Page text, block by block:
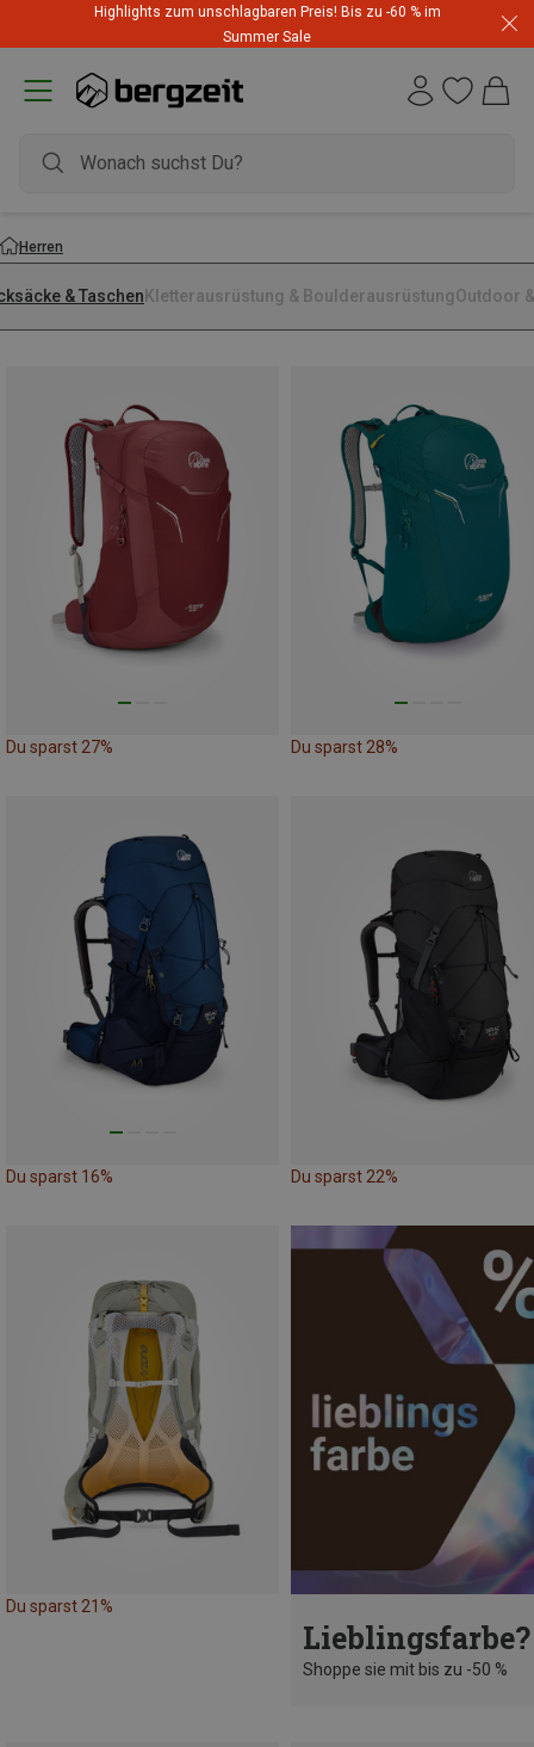
Highlights zum unschlagbaren Preis! Bis zu -60 % im
Summer Sale
Herren
& Taschen Kletterausrüstung & BoulderausrüstungOutdoor
Du sparst 27% Du sparst 28%
Du sparst 16% Du sparst 22%
Du sparst 21%
Lieblingsfarbe?
Shoppe sie mit bis zu -50 %